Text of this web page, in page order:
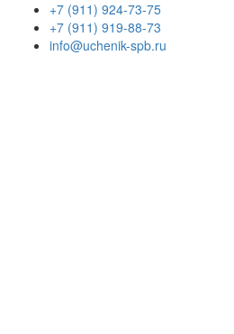
+7 (911) 924-73-75
+7 (911) 919-88-73
info@uchenik-spb.ru